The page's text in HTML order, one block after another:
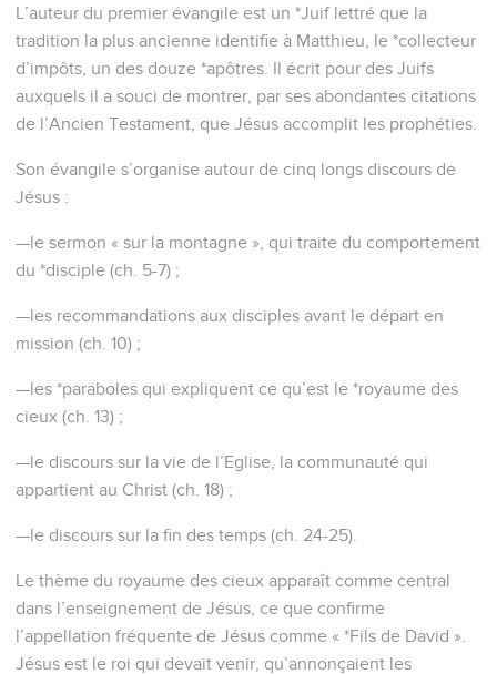
L’auteur du premier évangile est un *Juif lettré que la
tradition la plus ancienne identifie à Matthieu, le *collecteur
d’impôts, un des douze *apôtres. Il écrit pour des Juifs
auxquels il a souci de montrer, par ses abondantes citations
de l’Ancien Testament, que Jésus accomplit les prophéties.
Son évangile s’organise autour de cinq longs discours de
Jésus :
—le sermon « sur la montagne », qui traite du comportement
du *disciple (ch. 5-7) ;
—les recommandations aux disciples avant le départ en
mission (ch. 10) ;
—les *paraboles qui expliquent ce qu’est le *royaume des
cieux (ch. 13) ;
—le discours sur la vie de l’Eglise, la communauté qui
appartient au Christ (ch. 18) ;
—le discours sur la fin des temps (ch. 24-25).
Le thème du royaume des cieux apparaît comme central
dans l’enseignement de Jésus, ce que confirme
l’appellation fréquente de Jésus comme « *Fils de David ».
Jésus est le roi qui devait venir, qu’annonçaient les